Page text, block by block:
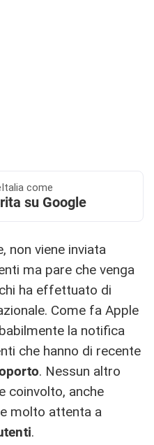
come
su Google
non viene inviata
ma pare che venga
ha effettuato di
Come fa Apple
la notifica
che hanno di recente
. Nessun altro
coinvolto, anche
molto attenta a
.